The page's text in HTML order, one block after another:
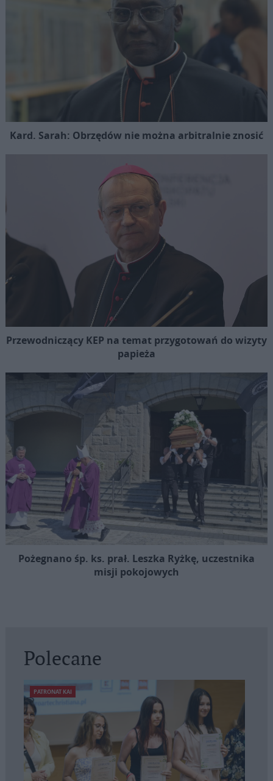
Kard. Sarah: Obrzędów nie można arbitralnie znosić
Przewodniczący KEP na temat przygotowań do wizyty
papieża
Pożegnano śp. ks. prał. Leszka Ryżkę, uczestnika
misji pokojowych
Polecane
PATRONAT KAI